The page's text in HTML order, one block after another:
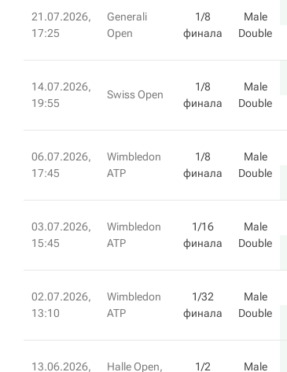
21.07.2026,
17:25
Generali
Open
1/8
финала
Male
Double
14.07.2026,
19:55
Swiss Open
1/8
финала
Male
Double
06.07.2026,
17:45
Wimbledon
ATP
1/8
финала
Male
Double
03.07.2026,
15:45
Wimbledon
ATP
1/16
финала
Male
Double
02.07.2026,
13:10
Wimbledon
ATP
1/32
финала
Male
Double
13.06.2026,
Halle Open,
1/2
Male